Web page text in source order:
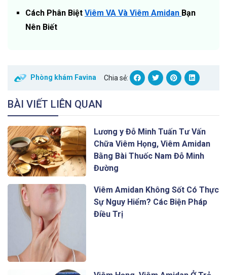
Cách Phân Biệt Viêm VA Và Viêm Amidan Bạn
Nên Biết
Phòng khám Favina Chia sẻ:
BÀI VIẾT LIÊN QUAN
Lương y Đỗ Minh Tuấn Tư Vấn
Chữa Viêm Họng, Viêm Amidan
Bằng Bài Thuốc Nam Đỗ Minh
Đường
Viêm Amidan Không Sốt Có Thực
Sự Nguy Hiểm? Các Biện Pháp
Điều Trị